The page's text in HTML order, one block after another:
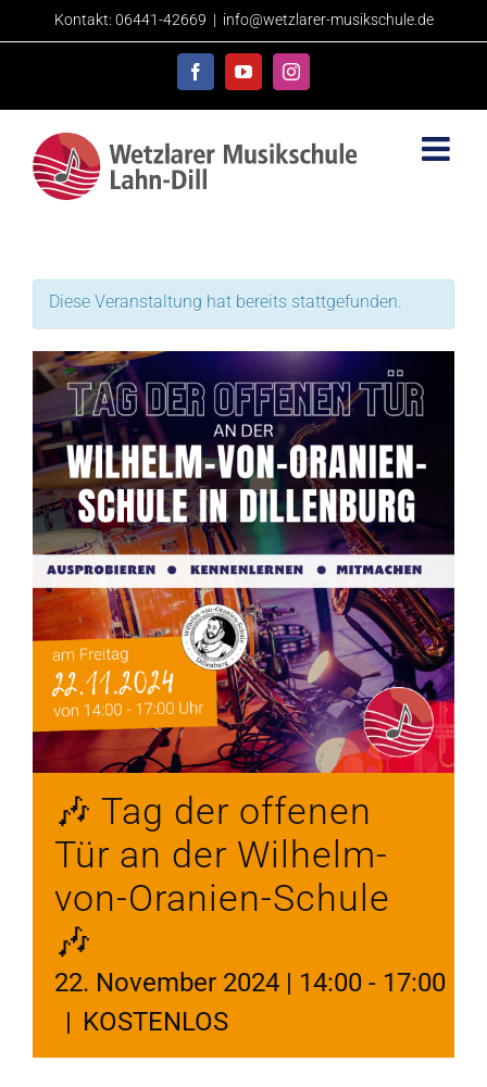
to
Kontakt: 06441-42669 | info@wetzlarer-musikschule.de
FacebookYouTubeInstagram
Diese Veranstaltung hat bereits stattgefunden.
🎶 Tag der offenen
Tür an der Wilhelm-
von-Oranien-Schule
🎶
22. November 2024 | 14:00 - 17:00
| KOSTENLOS